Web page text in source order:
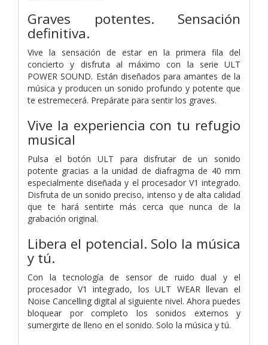
Graves potentes. Sensación
definitiva.
Vive la sensación de estar en la primera fila del
concierto y disfruta al máximo con la serie ULT
POWER SOUND. Están diseñados para amantes de la
música y producen un sonido profundo y potente que
te estremecerá. Prepárate para sentir los graves.
Vive la experiencia con tu refugio
musical
Pulsa el botón ULT para disfrutar de un sonido
potente gracias a la unidad de diafragma de 40 mm
especialmente diseñada y el procesador V1 integrado.
Disfruta de un sonido preciso, intenso y de alta calidad
que te hará sentirte más cerca que nunca de la
grabación original.
Libera el potencial. Solo la música
y tú.
Con la tecnología de sensor de ruido dual y el
procesador V1 integrado, los ULT WEAR llevan el
Noise Cancelling digital al siguiente nivel. Ahora puedes
bloquear por completo los sonidos externos y
sumergirte de lleno en el sonido. Solo la música y tú.